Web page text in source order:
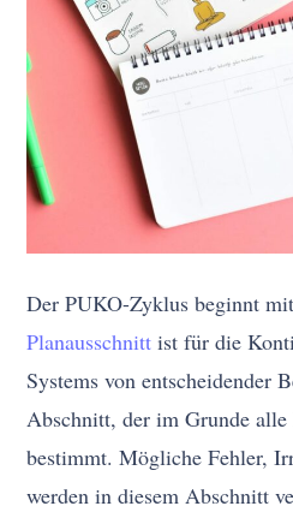
Der PUKO-Zyklus beginnt
Planausschnitt ist für die
Systems von entscheidender
Abschnitt, der im Grunde alle
bestimmt. Mögliche Fehler,
werden in diesem Abschnitt